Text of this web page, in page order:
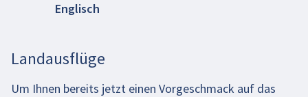
Englisch
Landausflüge
Um Ihnen bereits jetzt einen Vorgeschmack auf das